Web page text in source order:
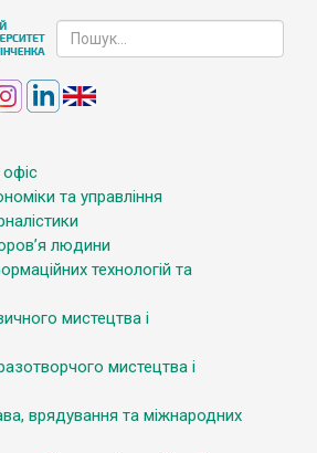
та управління
людини
технологій та
мистецтва і
мистецтва і
врядування та міжнародних